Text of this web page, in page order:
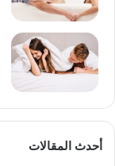
أحدث المقالات